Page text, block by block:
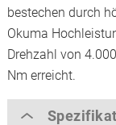
bestechen durch
Okuma
Drehzahl von
Nm erreicht.